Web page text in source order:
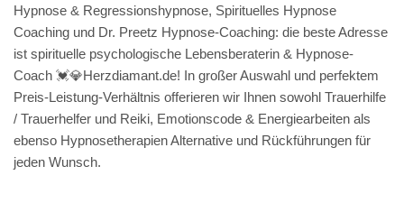
Hypnose & Regressionshypnose, Spirituelles Hypnose
Coaching und Dr. Preetz Hypnose-Coaching: die beste Adresse
ist spirituelle psychologische Lebensberaterin & Hypnose-
Coach 💓️💎Herzdiamant.de! In großer Auswahl und perfektem
Preis-Leistung-Verhältnis offerieren wir Ihnen sowohl Trauerhilfe
/ Trauerhelfer und Reiki, Emotionscode & Energiearbeiten als
ebenso Hypnosetherapien Alternative und Rückführungen für
jeden Wunsch.